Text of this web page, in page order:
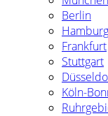
Berlin
Hamburg
Frankfurt
Stuttgart
Köln-